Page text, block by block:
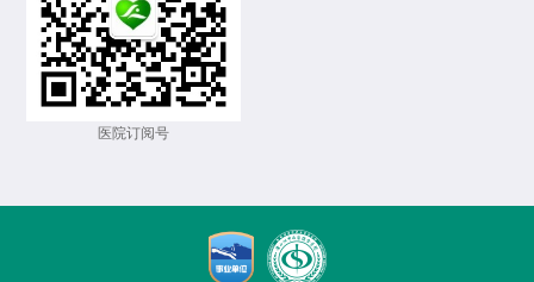
医院订阅号